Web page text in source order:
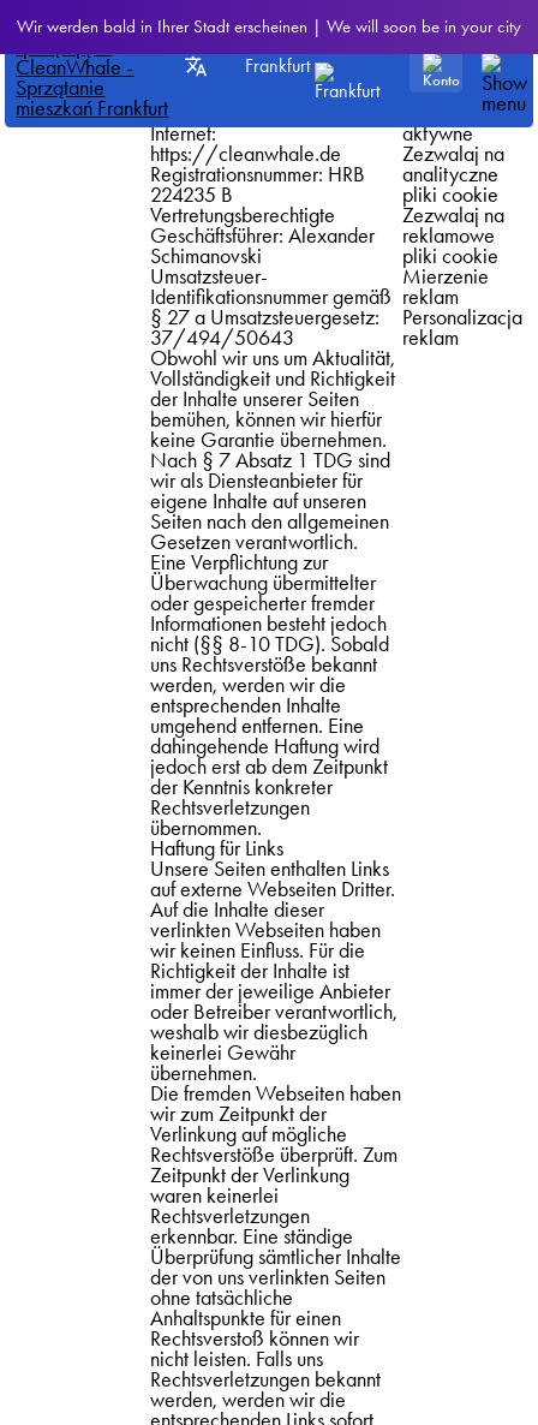
Wir werden bald in Ihrer Stadt erscheinen | We will soon be in your city
Frankfurt
portalu
internetowego
„cleanwhale.pl”
CleanWhale GmbH
Adresse: Unter den Linden 21,
10117 Berlin
Telefon: +49 157 35981784
E-Mail:
Internet:
https://cleanwhale.de
Registrationsnummer: HRB
224235 B
Vertretungsberechtigte
Geschäftsführer: Alexander
Schimanovski
Umsatzsteuer-
Identifikationsnummer gemäß
§ 27 a Umsatzsteuergesetz:
37/494/50643
Obwohl wir uns um Aktualität,
Vollständigkeit und Richtigkeit
der Inhalte unserer Seiten
bemühen, können wir hierfür
keine Garantie übernehmen.
Nach § 7 Absatz 1 TDG sind
wir als Diensteanbieter für
eigene Inhalte auf unseren
Seiten nach den allgemeinen
Gesetzen verantwortlich.
Eine Verpflichtung zur
Überwachung übermittelter
oder gespeicherter fremder
Informationen besteht jedoch
nicht (§§ 8-10 TDG). Sobald
uns Rechtsverstöße bekannt
werden, werden wir die
entsprechenden Inhalte
umgehend entfernen. Eine
dahingehende Haftung wird
jedoch erst ab dem Zeitpunkt
der Kenntnis konkreter
Rechtsverletzungen
übernommen.
Haftung für Links
Unsere Seiten enthalten Links
auf externe Webseiten Dritter.
Auf die Inhalte dieser
verlinkten Webseiten haben
wir keinen Einfluss. Für die
Richtigkeit der Inhalte ist
immer der jeweilige Anbieter
oder Betreiber verantwortlich,
weshalb wir diesbezüglich
keinerlei Gewähr
übernehmen.
Die fremden Webseiten haben
wir zum Zeitpunkt der
Verlinkung auf mögliche
Rechtsverstöße überprüft. Zum
Zeitpunkt der Verlinkung
waren keinerlei
Rechtsverletzungen
erkennbar. Eine ständige
Überprüfung sämtlicher Inhalte
der von uns verlinkten Seiten
ohne tatsächliche
Anhaltspunkte für einen
Rechtsverstoß können wir
nicht leisten. Falls uns
Rechtsverletzungen bekannt
werden, werden wir die
entsprechenden Links sofort
plików cookie
Zezwalaj na
obowiązkowe
pliki cookie
aktywne
Zezwalaj na
analityczne
pliki cookie
Zezwalaj na
reklamowe
pliki cookie
Mierzenie
reklam
Personalizacja
reklam